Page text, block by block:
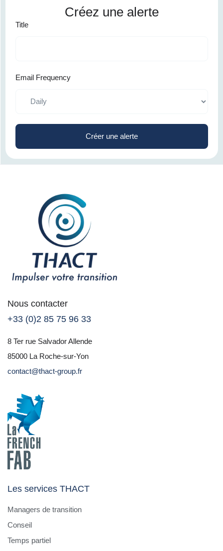
Créez une alerte
Title
Email Frequency
Créer une alerte
Nous contacter
+33 (0)2 85 75 96 33
8 Ter rue Salvador Allende
85000 La Roche-sur-Yon
contact@thact-group.fr
Les services THACT
Managers de transition
Conseil
Temps partiel